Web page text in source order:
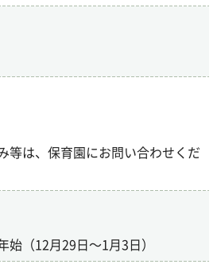
等は、保育園にお問い合わせくだ
始（12月29日～1月3日）